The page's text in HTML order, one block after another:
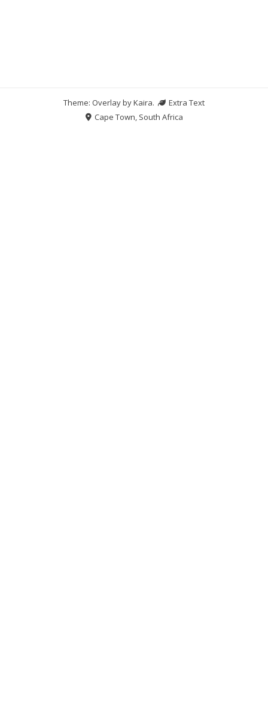
Theme: Overlay byKaira.
Extra Text
Cape Town, South Africa